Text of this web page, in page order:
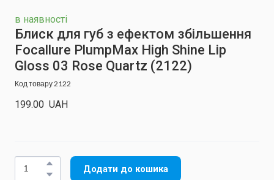
в наявності
Блиск для губ з ефектом збільшення
Focallure PlumpMax High Shine Lip
Gloss 03 Rose Quartz (2122)
Код товару 2122
199.00  UAH
Додати до кошика